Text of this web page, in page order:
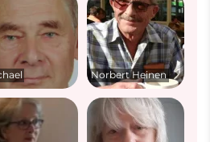
Norbert Heinen